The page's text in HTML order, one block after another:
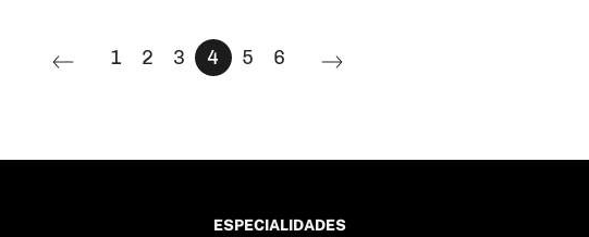
1 2 3 4 5 6
ESPECIALIDADES